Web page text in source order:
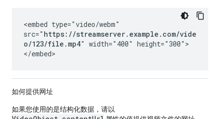
<embed type="video/webm"
src=" https://streamserver.example.com/vide
o/123/file.mp4" width="400" height="300">
</embed>
如何提供网址
如果您使用的是结构化数据，请以